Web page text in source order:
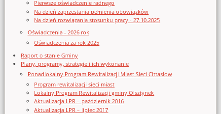
Pierwsze oświadczenie radnego
Na dzień zaprzestania pełnienia obowiązków
Na dzień rozwiązania stosunku pracy - 27.10.2025
Oświadczenia - 2026 rok
Oświadczenia za rok 2025
Raport o stanie Gminy
Plany, programy, strategie i ich wykonanie
Ponadlokalny Program Rewitalizacji Miast Sieci Cittaslow
Program rewitalizacji sieci miast
Lokalny Program Rewitalizacji gminy Olsztynek
Aktualizacja LPR – październik 2016
Aktualizacja LPR – lipiec 2017